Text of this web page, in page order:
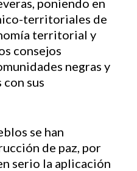
poniendo en
territoriales de
territorial y
consejos
negras y
sus
se han
de paz, por
serio la aplicación